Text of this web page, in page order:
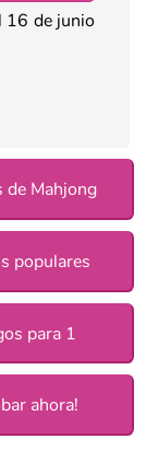
16 de junio
de Mahjong
populares
para 1
ahora!